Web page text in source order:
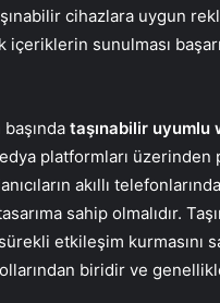
cihazlara uygun
sunulması
taşınabilir uyumlu
platformları üzerinden
akıllı
sahip olmalıdır.
etkileşim kurmasını
biridir ve